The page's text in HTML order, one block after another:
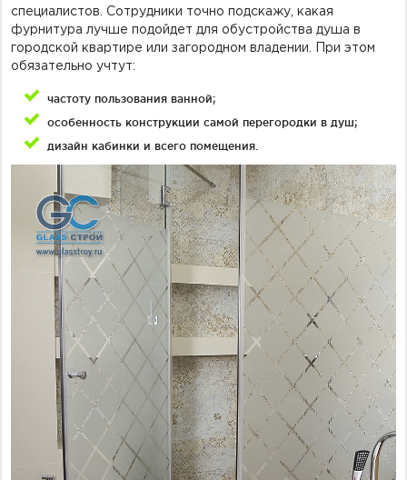
специалистов. Сотрудники точно подскажу, какая
фурнитура лучше подойдет для обустройства душа в
городской квартире или загородном владении. При этом
обязательно учтут:
частоту пользования ванной;
особенность конструкции самой перегородки в душ;
дизайн кабинки и всего помещения.